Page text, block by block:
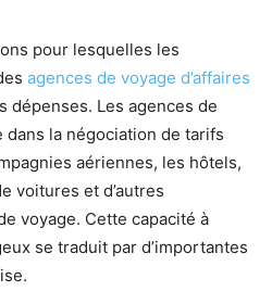
pour lesquelles les
agences de voyage d’affaires
dépenses. Les agences de
la négociation de tarifs
aériennes, les hôtels,
voitures et d’autres
voyage. Cette capacité à
se traduit par d’importantes